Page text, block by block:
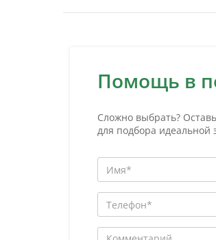
Помощь в
Сложно выбрать?
для подбора идеальной